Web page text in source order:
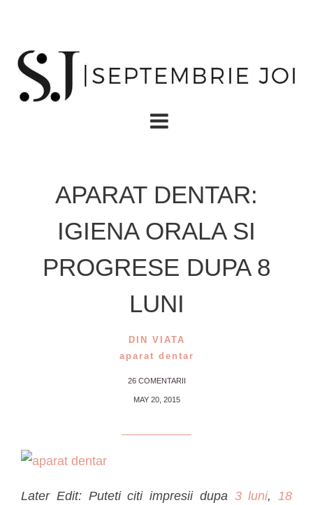
APARAT DENTAR:
IGIENA ORALA SI
PROGRESE DUPA 8
LUNI
DIN VIATA
aparat dentar
26 COMENTARII
MAY 20, 2015
Later Edit: Puteti citi impresii dupa 3 luni, 18